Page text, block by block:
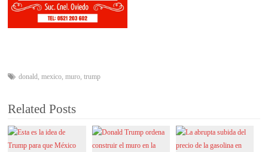
donald,mexico,muro,trump
Related Posts